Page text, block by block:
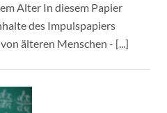
Alter In diesem Papier
des Impulspapiers
älteren Menschen - [...]